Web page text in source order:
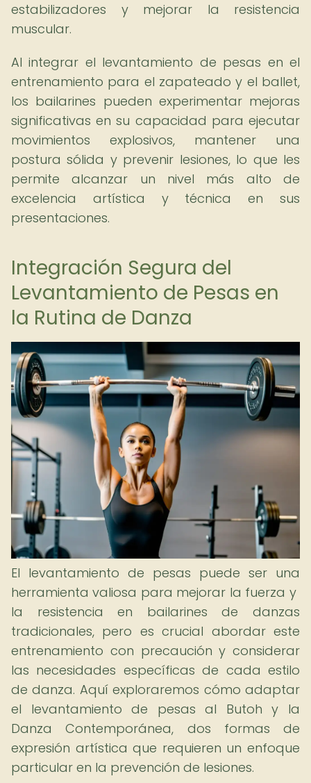
estabilizadores y mejorar la resistencia
muscular.
Al integrar el levantamiento de pesas en el
entrenamiento para el zapateado y el ballet,
los bailarines pueden experimentar mejoras
significativas en su capacidad para ejecutar
movimientos explosivos, mantener una
postura sólida y prevenir lesiones, lo que les
permite alcanzar un nivel más alto de
excelencia artística y técnica en sus
presentaciones.
Integración Segura del
Levantamiento de Pesas en
la Rutina de Danza
El levantamiento de pesas puede ser una
herramienta valiosa para mejorar la fuerza y ​​
la resistencia en bailarines de danzas
tradicionales, pero es crucial abordar este
entrenamiento con precaución y considerar
las necesidades específicas de cada estilo
de danza. Aquí exploraremos cómo adaptar
el levantamiento de pesas al Butoh y la
Danza Contemporánea, dos formas de
expresión artística que requieren un enfoque
particular en la prevención de lesiones.